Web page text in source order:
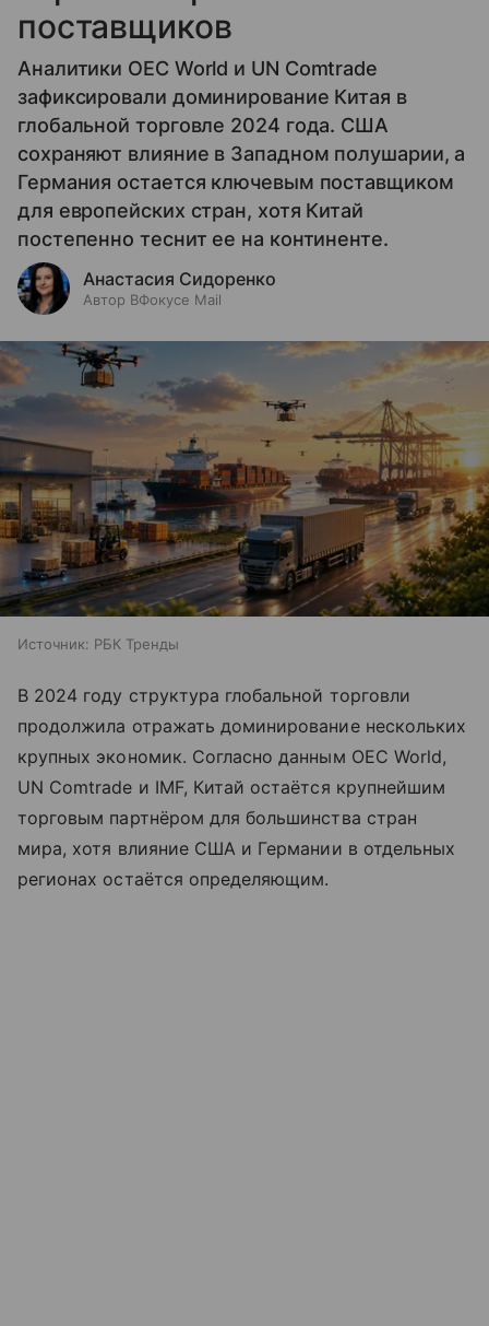
поставщиков
Аналитики OEC World и UN Comtrade
зафиксировали доминирование Китая в
глобальной торговле 2024 года. США
сохраняют влияние в Западном полушарии, а
Германия остается ключевым поставщиком
для европейских стран, хотя Китай
постепенно теснит ее на континенте.
Анастасия Сидоренко
Автор ВФокусе Mail
Источник: РБК Тренды
В 2024 году структура глобальной торговли
продолжила отражать доминирование нескольких
крупных экономик. Согласно данным OEC World,
UN Comtrade и IMF, Китай остаётся крупнейшим
торговым партнёром для большинства стран
мира, хотя влияние США и Германии в отдельных
регионах остаётся определяющим.